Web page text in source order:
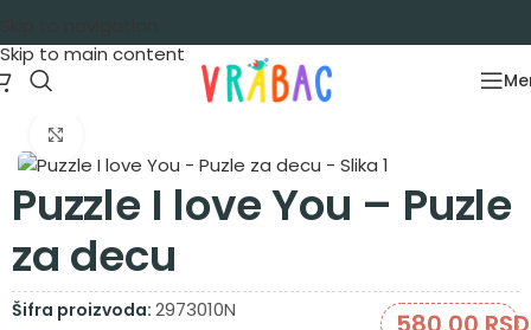
Skip to main content
Puzzle I love You – Puzle
za decu
Šifra proizvoda: 2973010N